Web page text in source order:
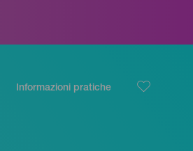
Informazioni pratiche